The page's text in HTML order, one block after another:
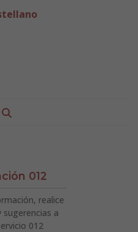
012
realice
sugerencias a
012